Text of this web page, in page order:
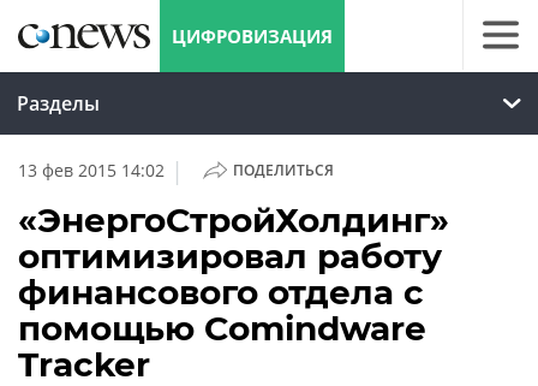
ЦИФРОВИЗАЦИЯ
Разделы
13 фев 2015 14:02 | ПОДЕЛИТЬСЯ
«ЭнергоСтройХолдинг»
оптимизировал работу
финансового отдела с
помощью Comindware
Tracker